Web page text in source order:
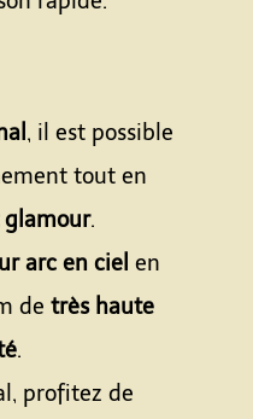
, il est possible
tout en
.
arc en ciel en
de très haute
.
profitez de